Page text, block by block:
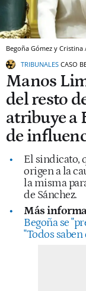
Begoña Gómez y
TRIBUNALES CASO
Manos
del resto
atribuye a
de
El sindicato,
origen a la
la misma
de Sánchez.
Más
Begoña se
"Todos